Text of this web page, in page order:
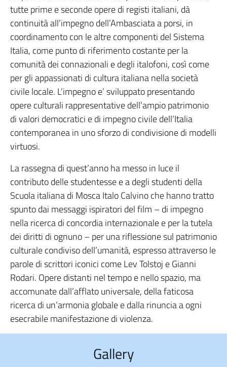
tutte prime e seconde opere di registi italiani, dà
continuità all’impegno dell’Ambasciata a porsi, in
coordinamento con le altre componenti del Sistema
Italia, come punto di riferimento costante per la
comunità dei connazionali e degli italofoni, così come
per gli appassionati di cultura italiana nella società
civile locale. L’impegno e’ sviluppato presentando
opere culturali rappresentative dell’ampio patrimonio
di valori democratici e di impegno civile dell’Italia
contemporanea in uno sforzo di condivisione di modelli
virtuosi.
La rassegna di quest’anno ha messo in luce il
contributo delle studentesse e a degli studenti della
Scuola italiana di Mosca Italo Calvino che hanno tratto
spunto dai messaggi ispiratori del film – di impegno
nella ricerca di concordia internazionale e per la tutela
dei diritti di ognuno – per una riflessione sul patrimonio
culturale condiviso dell’umanità, espresso attraverso le
parole di scrittori iconici come Lev Tolstoj e Gianni
Rodari. Opere distanti nel tempo e nello spazio, ma
accomunate dall’afflato universale, della faticosa
ricerca di un’armonia globale e dalla rinuncia a ogni
esecrabile manifestazione di violenza.
Gallery